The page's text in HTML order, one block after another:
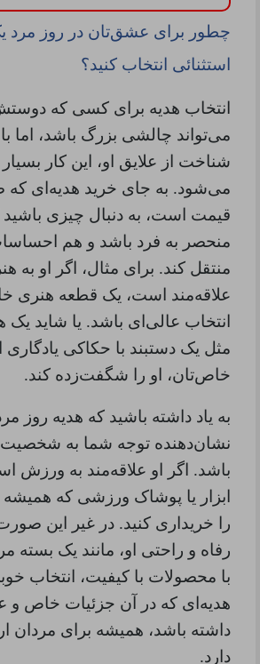
چطور برای عشق‌تان در روز مرد
استثنائی انتخاب کنید؟
انتخاب هدیه برای کسی که
می‌تواند چالشی بزرگ باشد، اما
شناخت از علایق او، این کار بسیار
می‌شود. به جای خرید هدیه‌ای که
قیمت است، به دنبال چیزی باشید
منحصر به فرد باشد و هم
منتقل کند. برای مثال، اگر او به
علاقه‌مند است، یک قطعه هنری
انتخاب عالی‌ای باشد. یا شاید
مثل یک دستبند با حکاکی
خاص‌تان، او را شگفت‌زده کند.
به یاد داشته باشید که هدیه روز
نشان‌دهنده توجه شما به شخصیت
باشد. اگر او علاقه‌مند به ورزش
ابزار یا پوشاک ورزشی که همیشه
را خریداری کنید. در غیر این
رفاه و راحتی او، مانند یک
با محصولات با کیفیت، انتخاب
هدیه‌ای که در آن جزئیات خاص و
داشته باشد، همیشه برای مردان
دارد.